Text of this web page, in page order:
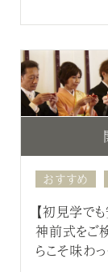
おすすめ
【初見学
神前式をご
らこそ味わ